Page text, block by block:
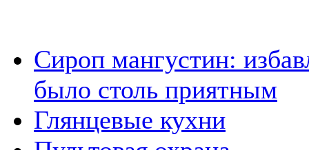
Сироп мангустин:
было столь приятным
Глянцевые кухни